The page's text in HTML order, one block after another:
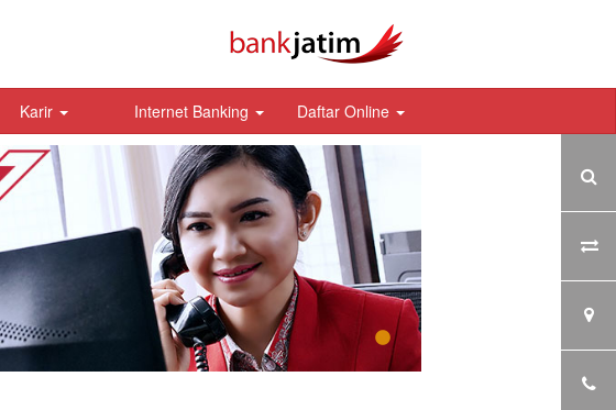
Karir Internet Banking Daftar Online